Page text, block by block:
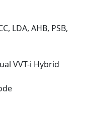
LDA, AHB, PSB,
VVT-i Hybrid